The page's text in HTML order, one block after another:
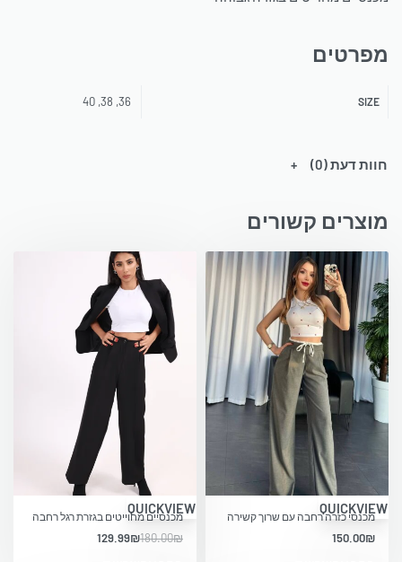
מפרטים
SIZE
36, 38, 40
חוות דעת (0)
מוצרים קשורים
QUICKVIEW
מכנסי כזרה רחבה עם שרוך קשירה
150.00₪
-28% OFF
QUICKVIEW
מכנסיים מחוייטים בגזרת רגל רחבה
180.00₪
129.99₪